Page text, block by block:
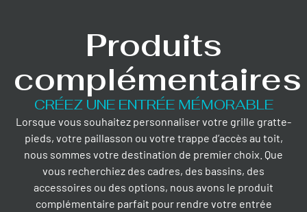
Produits
complémentaires
CRÉEZ UNE ENTRÉE MÉMORABLE
Lorsque vous souhaitez personnaliser votre grille gratte-
pieds, votre paillasson ou votre trappe d’accès au toit,
nous sommes votre destination de premier choix. Que
vous recherchiez des cadres, des bassins, des
accessoires ou des options, nous avons le produit
complémentaire parfait pour rendre votre entrée